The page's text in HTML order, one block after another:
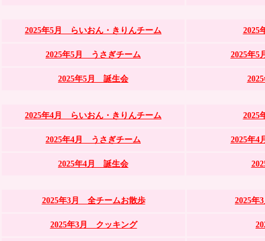
2025年5月 らいおん・きりんチーム 2025
2025年5月 うさぎチーム 2025年5
2025年5月 誕生会
2025年4月 らいおん・きりんチーム 2025
2025年4月 うさぎチーム 2025年4
2025年4月 誕生会
2025年3月 全チームお散歩 2025年
2025年3月 クッキング